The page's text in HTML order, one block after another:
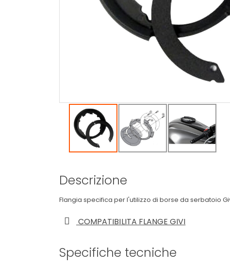
Descrizione
Flangia specifica per l'utilizzo di borse da serbatoio
COMPATIBILITA FLANGE GIVI
Specifiche tecniche